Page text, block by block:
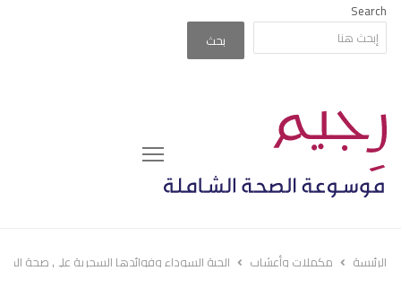
Search
بحث
Menu
الرئيسة مكملات وأعشاب الحبة السوداء وفوائدها السحرية على صحة